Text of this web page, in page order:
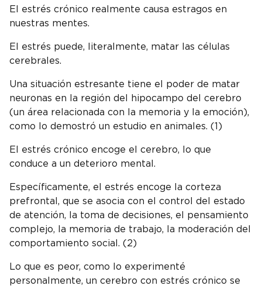
El estrés crónico realmente causa estragos en
nuestras mentes.
El estrés puede, literalmente, matar las células
cerebrales.
Una situación estresante tiene el poder de matar
neuronas en la región del hipocampo del cerebro
(un área relacionada con la memoria y la emoción),
como lo demostró un estudio en animales. (1)
El estrés crónico encoge el cerebro, lo que
conduce a un deterioro mental.
Específicamente, el estrés encoge la corteza
prefrontal, que se asocia con el control del estado
de atención, la toma de decisiones, el pensamiento
complejo, la memoria de trabajo, la moderación del
comportamiento social. (2)
Lo que es peor, como lo experimenté
personalmente, un cerebro con estrés crónico se